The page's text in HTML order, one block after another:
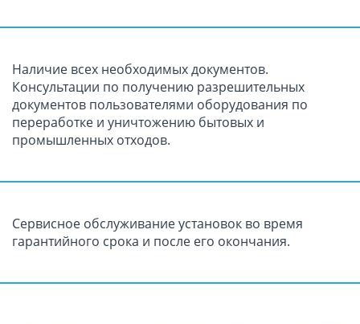
Наличие всех необходимых документов.
Консультации по получению разрешительных
документов пользователями оборудования по
переработке и уничтожению бытовых и
промышленных отходов.
Сервисное обслуживание установок во время
гарантийного срока и после его окончания.